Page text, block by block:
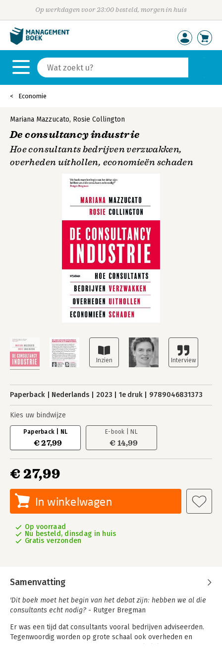
Op werkdagen voor 23:00 besteld, morgen in huis
Economie
Mariana Mazzucato, Rosie Collington
De consultancy industrie
Hoe consultants bedrijven verzwakken,
overheden uithollen, economieën schaden
Paperback Nederlands 2023 1e druk 9789046831373
Kies uw bindwijze
Paperback | NL
€ 27,99
E-book | NL
€ 14,99
€ 27,99
In winkelwagen
Op voorraad
Nu besteld, dinsdag in huis
Gratis verzonden
Samenvatting
'Dit boek moet het begin van het debat zijn: hebben we al die
consultants echt nodig? - Rutger Bregman
Er was een tijd dat consultants vooral bedrijven adviseerden.
Tegenwoordig worden op grote schaal ook overheden en